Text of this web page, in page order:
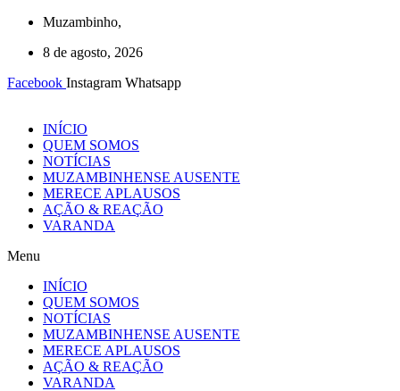
Muzambinho,
8 de agosto, 2026
Facebook Instagram Whatsapp
INÍCIO
QUEM SOMOS
NOTÍCIAS
MUZAMBINHENSE AUSENTE
MERECE APLAUSOS
AÇÃO & REAÇÃO
VARANDA
Menu
INÍCIO
QUEM SOMOS
NOTÍCIAS
MUZAMBINHENSE AUSENTE
MERECE APLAUSOS
AÇÃO & REAÇÃO
VARANDA